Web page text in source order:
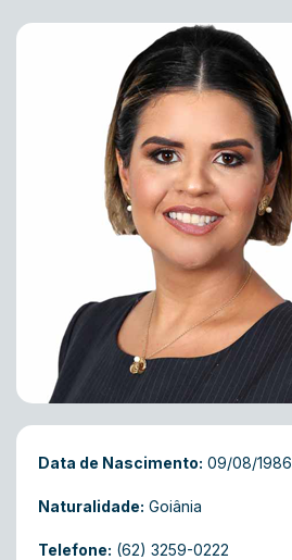
Data de Nascimento: 09/08/1986
Naturalidade: Goiânia
Telefone: (62) 3259-0222